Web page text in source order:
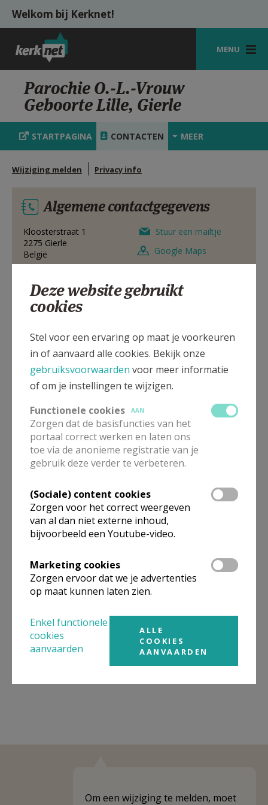
Overslaan en naar de inhoud gaan
Welkom bij Kerknet!
MENU
STARTPAGINA
KERK
VIERINGEN
HULP
MIJN PAROCHIE
AANMELDEN OF REGISTREREN
Parochie O.-L.-Vrouw
Geboorte Lille, Gierle
STARTPAGINA CONTACTEN MEER
Wijziging melden Privacy info
Algemene contactgegevens
Kloosterstraat 1
2275 Gierle
België
Stuur een mailtje
Google Maps
Kloosterstraat 1, 2275 Gierle
Organisatiestructuur
Niet gevonden wat je zocht? Hier vind je links naar de
gegevens van andere organisaties op het boven-,
Behoort tot
PE Heilige Maria
Om een wijziging te melden, moet
Deze website gebruikt
cookies
Stel voor een ervaring op maat je voorkeuren
in of aanvaard alle cookies. Bekijk onze
gebruiksvoorwaarden voor meer informatie
of om je instellingen te wijzigen.
Functionele cookies
AAN
Zorgen dat de basisfuncties van het
portaal correct werken en laten ons
toe via de anonieme registratie van je
gebruik deze verder te verbeteren.
(Sociale) content cookies
Zorgen voor het correct weergeven
van al dan niet externe inhoud,
bijvoorbeeld een Youtube-video.
Marketing cookies
Zorgen ervoor dat we je advertenties
op maat kunnen laten zien.
Enkel functionele
cookies
aanvaarden
ALLE
COOKIES
AANVAARDEN